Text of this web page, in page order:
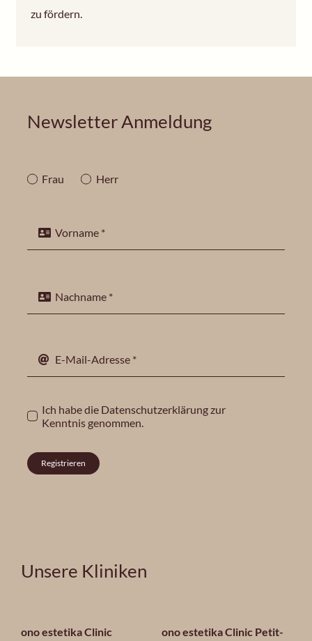
zu fördern.
Newsletter Anmeldung
Frau Herr
Ich habe die Datenschutzerklärungzur
Kenntnis genommen.
Registrieren
Unsere Kliniken
ono estetika Clinic
ono estetika Clinic Petit-